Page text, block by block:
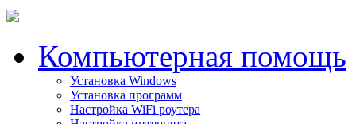
Компьютерная помощь
Установка Windows
Установка программ
Настройка WiFi роутера